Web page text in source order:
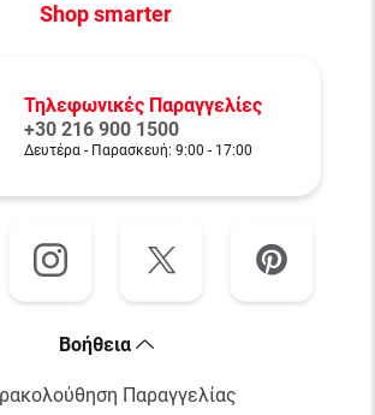
Shop smarter
Bοήθεια
Παραγγελίας
Τηλεφωνικές Παραγγελίες
+30 216 900 1500
Δευτέρα - Παρασκευή: 9:00 - 17:00